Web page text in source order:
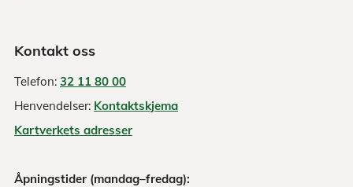
Kontakt oss
Telefon: 32 11 80 00
Henvendelser: Kontaktskjema
Kartverkets adresser
Åpningstider (mandag–fredag):